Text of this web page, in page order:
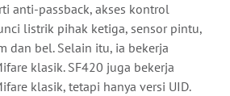
anti-passback, akses kontrol
listrik pihak ketiga, sensor pintu,
dan bel. Selain itu, ia bekerja
klasik. SF420 juga bekerja
klasik, tetapi hanya versi UID.